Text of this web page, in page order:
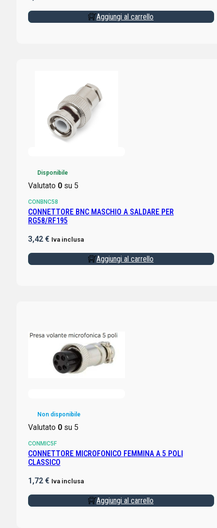
Aggiungi al carrello
Disponibile
Valutato 0su 5
CONBNC58
CONNETTORE BNC MASCHIO A SALDARE PER
RG58/RF195
3,42 € Iva inclusa
Aggiungi al carrello
Non disponibile
Valutato 0su 5
CONMIC5F
CONNETTORE MICROFONICO FEMMINA A 5 POLI
CLASSICO
1,72 € Iva inclusa
Aggiungi al carrello